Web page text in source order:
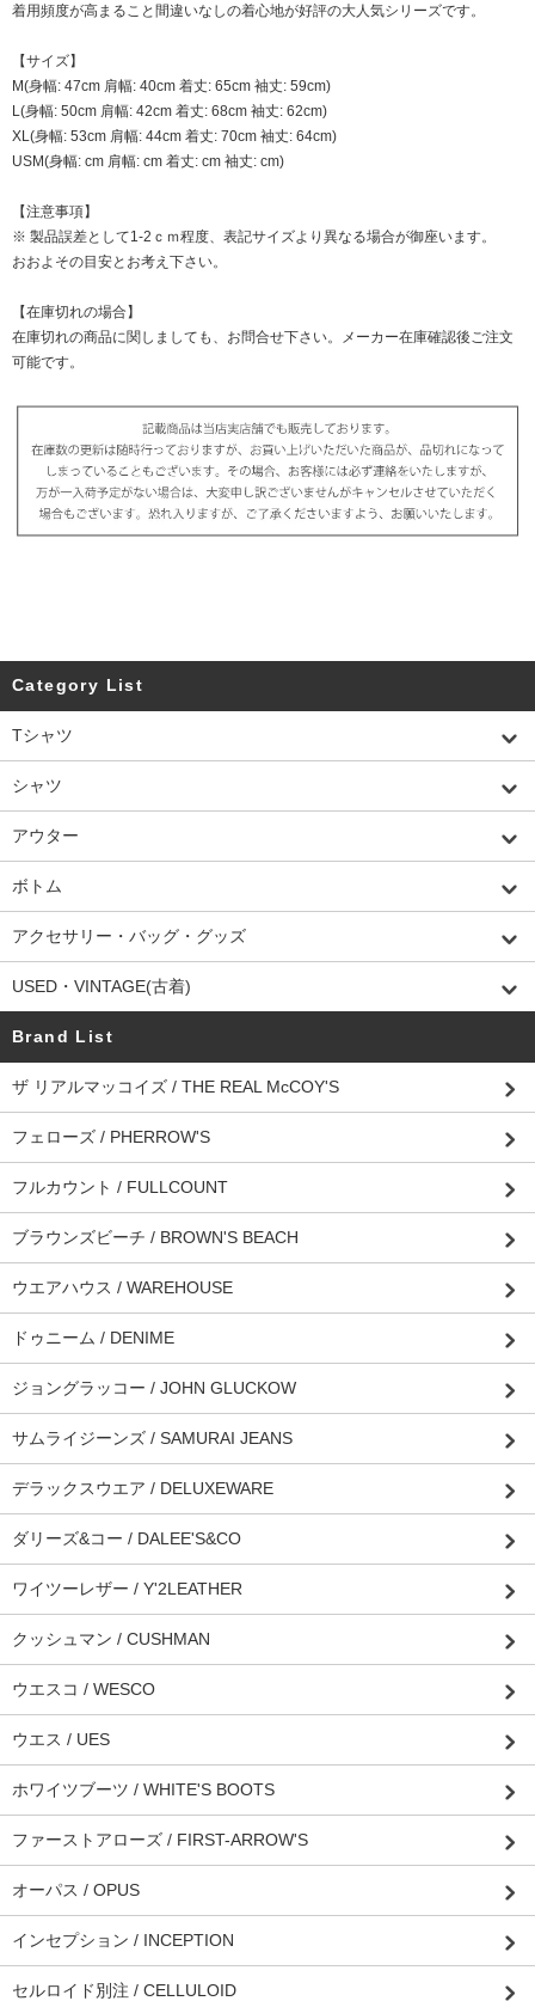
着用頻度が高まること間違いなしの着心地が好評の大人気シリーズです。
【サイズ】
M(身幅: 47cm 肩幅: 40cm 着丈: 65cm 袖丈: 59cm)
L(身幅: 50cm 肩幅: 42cm 着丈: 68cm 袖丈: 62cm)
XL(身幅: 53cm 肩幅: 44cm 着丈: 70cm 袖丈: 64cm)
USM(身幅: cm 肩幅: cm 着丈: cm 袖丈: cm)
【注意事項】
※ 製品誤差として1-2ｃｍ程度、表記サイズより異なる場合が御座います。
おおよその目安とお考え下さい。
【在庫切れの場合】
在庫切れの商品に関しましても、お問合せ下さい。メーカー在庫確認後ご注文
可能です。
Category List
Tシャツ
シャツ
アウター
ボトム
アクセサリー・バッグ・グッズ
USED・VINTAGE(古着)
Brand List
ザ リアルマッコイズ / THE REAL McCOY'S
フェローズ / PHERROW'S
フルカウント / FULLCOUNT
ブラウンズビーチ / BROWN'S BEACH
ウエアハウス / WAREHOUSE
ドゥニーム / DENIME
ジョングラッコー / JOHN GLUCKOW
サムライジーンズ / SAMURAI JEANS
デラックスウエア / DELUXEWARE
ダリーズ&コー / DALEE'S&CO
ワイツーレザー / Y'2LEATHER
クッシュマン / CUSHMAN
ウエスコ / WESCO
ウエス / UES
ホワイツブーツ / WHITE'S BOOTS
ファーストアローズ / FIRST-ARROW'S
オーパス / OPUS
インセプション / INCEPTION
セルロイド別注 / CELLULOID